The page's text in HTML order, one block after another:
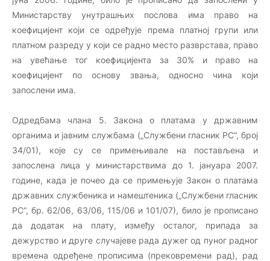
Министарству унутрашњих послова има право на
коефицијент који се одређује према платној групи или
платном разреду у који се радно место разврстава, право
на увећање тог коефицијента за 30% и право на
коефицијент по основу звања, односно чина који
запослени има.
Одредбама члана 5. Закона о платама у државним
органима и јавним службама („Службени гласник РС“, број
34/01), које су се примењивале на постављена и
запослена лица у министарствима до 1. јануара 2007.
године, када је почео да се примењује Закон о платама
државних службеника и намештеника („Службени гласник
РС“, бр. 62/06, 63/06, 115/06 и 101/07), било је прописано
да додатак на плату, између осталог, припада за
дежурство и друге случајеве рада дужег од пуног радног
времена одређене прописима (прековремени рад), рад